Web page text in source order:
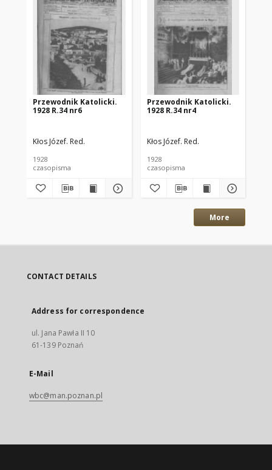
Przewodnik Katolicki.
1928 R.34 nr6
Kłos Józef. Red.
1928
czasopisma
Przewodnik Katolicki.
1928 R.34 nr4
Kłos Józef. Red.
1928
czasopisma
More
CONTACT DETAILS
Address for correspondence
ul. Jana Pawła II 10
61-139 Poznań
E-Mail
wbc@man.poznan.pl